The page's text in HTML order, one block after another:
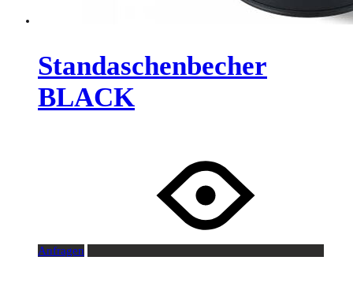
Standaschenbecher
BLACK
Anfragen